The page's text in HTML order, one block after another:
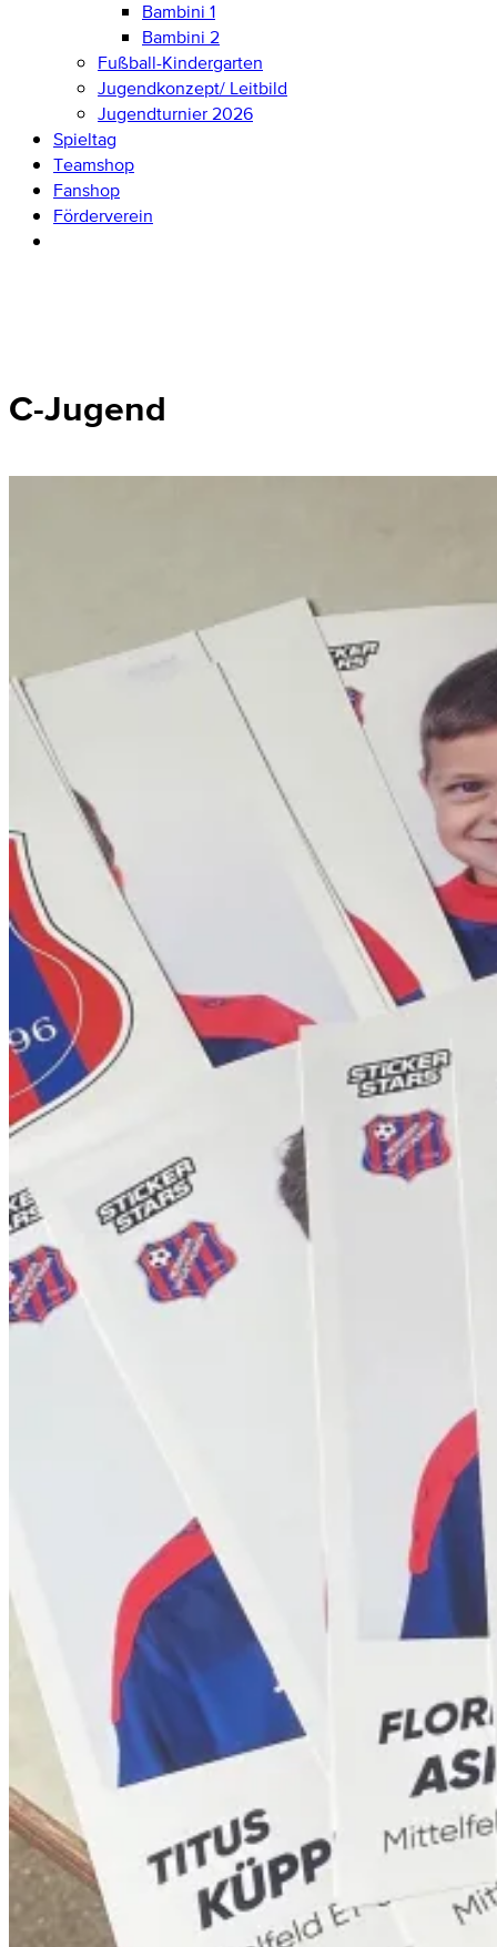
Bambini 1
Bambini 2
Fußball-Kindergarten
Jugendkonzept/ Leitbild
Jugendturnier 2026
Spieltag
Teamshop
Fanshop
Förderverein
C-Jugend